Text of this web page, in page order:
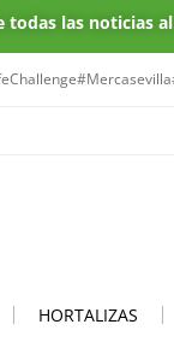
todas las noticias
#Mercasevilla
HORTALIZAS